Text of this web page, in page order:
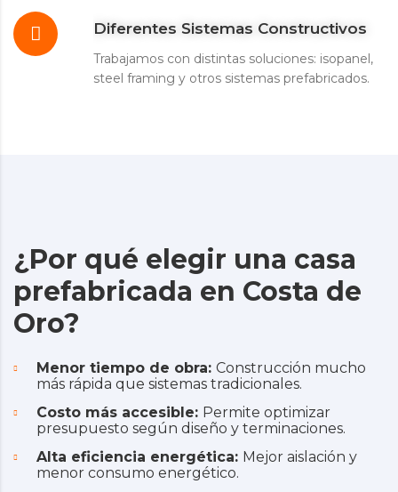
Diferentes Sistemas Constructivos
Trabajamos con distintas soluciones: isopanel,
steel framing y otros sistemas prefabricados.
¿Por qué elegir una casa
prefabricada en Costa de
Oro?
Menor tiempo de obra: Construcción mucho
más rápida que sistemas tradicionales.
Costo más accesible: Permite optimizar
presupuesto según diseño y terminaciones.
Alta eficiencia energética: Mejor aislación y
menor consumo energético.